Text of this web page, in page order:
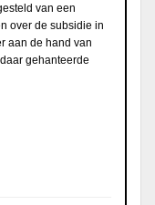
van een
over de subsidie in
aan de hand van
gehanteerde